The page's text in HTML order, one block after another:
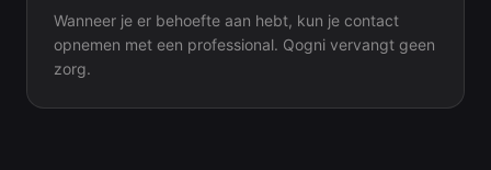
Wanneer je er behoefte aan hebt, kun je contact
opnemen met een professional. Qogni vervangt geen
zorg.